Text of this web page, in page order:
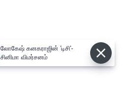
லோகேஷ் கனகராஜின் 'டிசி'-
சினிமா விமர்சனம்